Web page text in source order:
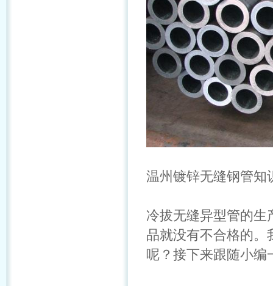
温州镀锌无缝钢管知
冷拔无缝异型管的生
品就没有不合格的。
呢？接下来跟随小编